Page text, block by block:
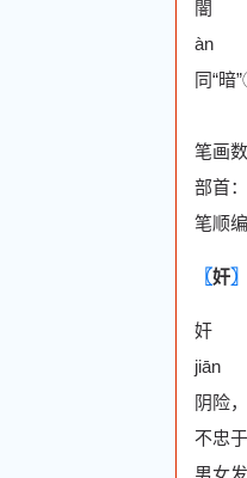
闇
àn
同“
笔画数
部首：
笔顺
〖奸
奸
jiān
阴险
不忠
男女